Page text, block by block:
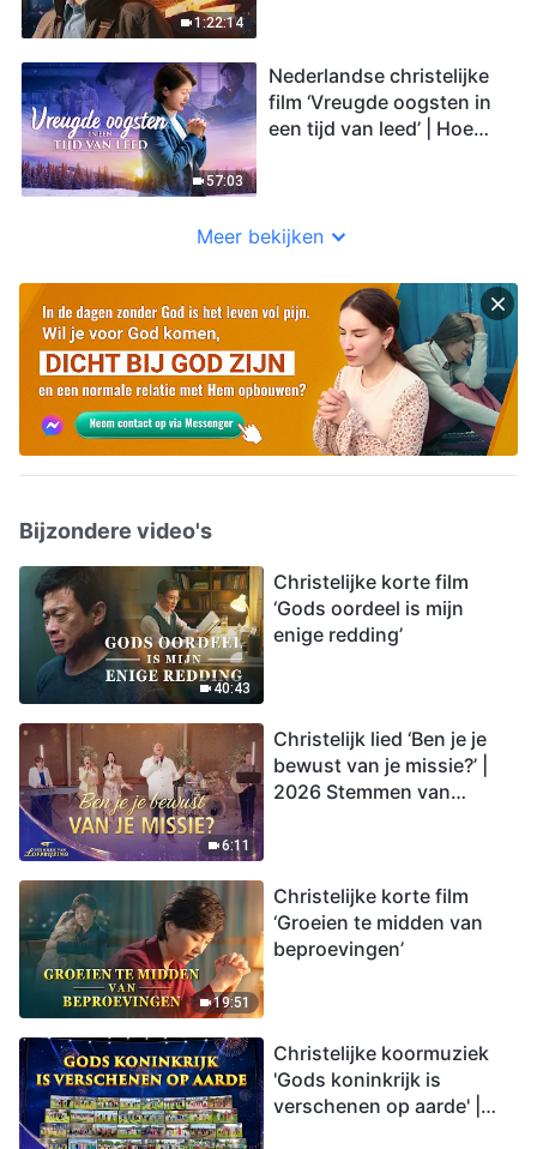
1:22:14
57:03
Nederlandse christelijke
film ‘Vreugde oogsten in
een tijd van leed’ | Hoe
Meer bekijken
Bijzondere video's
40:43
Christelijke korte film
‘Gods oordeel is mijn
enige redding’
6:11
Christelijk lied ‘Ben je je
bewust van je missie?’ |
2026 Stemmen van
19:51
Christelijke korte film
‘Groeien te midden van
beproevingen’
Christelijke koormuziek
'Gods koninkrijk is
verschenen op aarde' |